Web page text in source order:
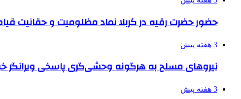
حضور حضرت رقیه در کربلا نماد مظلومیت و حقانیت قیام
3 هفته پیش
نیروهای مسلح به هرگونه وحشی‌گری پاسخی ویرانگر
3 هفته پیش